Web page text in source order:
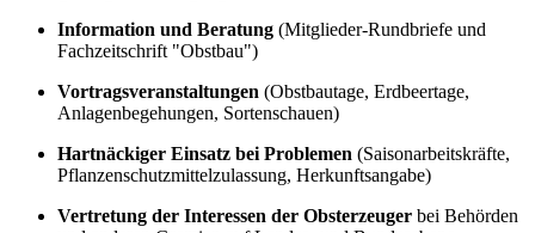
Information und Beratung (Mitglieder-Rundbriefe und
Fachzeitschrift "Obstbau")
Vortragsveranstaltungen (Obstbautage, Erdbeertage,
Anlagen­begehungen, Sortenschauen)
Hartnäckiger Einsatz bei Problemen (Saisonarbeitskräfte,
Pflanzenschutz­mittelzulassung, Herkunftsangabe)
Vertretung der Interessen der Obsterzeuger bei Behörden